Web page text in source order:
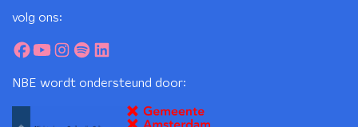
volg ons:
NBE wordt ondersteund door: